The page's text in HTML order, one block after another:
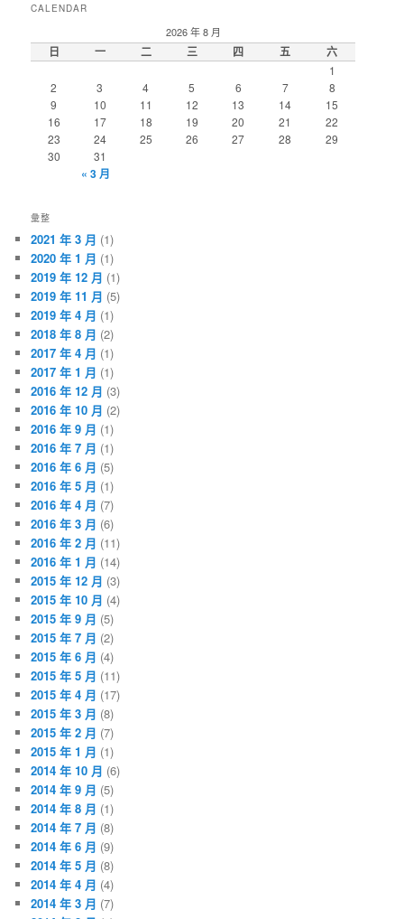
CALENDAR
2026 年 8 月
日 一 二 三 四 五 六
1
2
3 4 5 6 7
8
9
10 11 12 13 14
15
16
17 18 19 20 21
22
23
24 25 26 27 28
29
30
31
« 3 月
彙整
2021 年 3 月 (1)
2020 年 1 月 (1)
2019 年 12 月 (1)
2019 年 11 月 (5)
2019 年 4 月 (1)
2018 年 8 月 (2)
2017 年 4 月 (1)
2017 年 1 月 (1)
2016 年 12 月 (3)
2016 年 10 月 (2)
2016 年 9 月 (1)
2016 年 7 月 (1)
2016 年 6 月 (5)
2016 年 5 月 (1)
2016 年 4 月 (7)
2016 年 3 月 (6)
2016 年 2 月 (11)
2016 年 1 月 (14)
2015 年 12 月 (3)
2015 年 10 月 (4)
2015 年 9 月 (5)
2015 年 7 月 (2)
2015 年 6 月 (4)
2015 年 5 月 (11)
2015 年 4 月 (17)
2015 年 3 月 (8)
2015 年 2 月 (7)
2015 年 1 月 (1)
2014 年 10 月 (6)
2014 年 9 月 (5)
2014 年 8 月 (1)
2014 年 7 月 (8)
2014 年 6 月 (9)
2014 年 5 月 (8)
2014 年 4 月 (4)
2014 年 3 月 (7)